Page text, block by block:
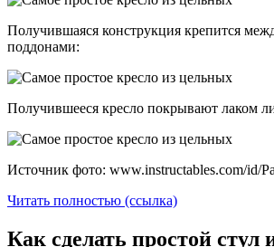
Получившаяся конструкция крепится
поддонами:
Получившееся кресло покрывают лаком
Источник фото: www.instructables.com/id/
Читать полностью (ссылка)
Как сделать простой стул